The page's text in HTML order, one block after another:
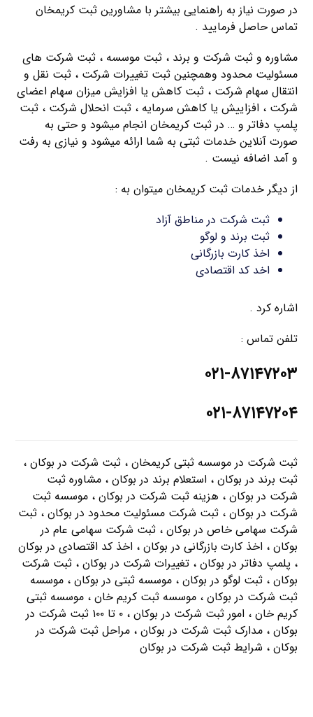
در صورت نیاز به راهنمایی بیشتر با مشاورین ثبت کریمخان
تماس حاصل فرمایید .
مشاوره و ثبت شرکت و برند ، ثبت موسسه ، ثبت شرکت های
مسئولیت محدود وهمچنین ثبت تغییرات شرکت ، ثبت نقل و
انتقال سهام شرکت ، ثبت کاهش یا افزایش میزان سهام اعضای
شرکت ، افزاییش یا کاهش سرمایه ، ثبت انحلال شرکت ، ثبت
پلمپ دفاتر و … در ثبت کریمخان انجام میشود و حتی به
صورت آنلاین خدمات ثبتی به شما ارائه میشود و نیازی به رفت
و آمد اضافه نیست .
از دیگر خدمات ثبت کریمخان میتوان به :
ثبت شرکت در مناطق آزاد
ثبت برند و لوگو
اخذ کارت بازرگانی
اخد کد اقتصادی
اشاره کرد .
تلفن تماس :
۰۲۱-۸۷۱۴۷۲۰۳
۰۲۱-۸۷۱۴۷۲۰۴
ثبت شرکت در موسسه ثبتی کریمخان ، ثبت شرکت در بوكان ،
ثبت برند در بوكان ، استعلام برند در بوكان ، مشاوره ثبت
شرکت در بوكان ، هزینه ثبت شرکت در بوكان ، موسسه ثبت
شرکت در بوكان ، ثبت شرکت مسئولیت محدود در بوكان ، ثبت
شرکت سهامی خاص در بوكان ، ثبت شرکت سهامی عام در
بوكان ، اخذ کارت بازرگانی در بوكان ، اخذ کد اقتصادی در بوكان
، پلمپ دفاتر در بوكان ، تغییرات شرکت در بوكان ، ثبت شرکت
بوكان ، ثبت لوگو در بوكان ، موسسه ثبتی در بوكان ، موسسه
ثبت شرکت در بوكان ، موسسه ثبت کریم خان ، موسسه ثبتی
کریم خان ، امور ثبت شرکت در بوكان ، ۰ تا ۱۰۰ ثبت شرکت در
بوكان ، مدارک ثبت شرکت در بوكان ، مراحل ثبت شرکت در
بوكان ، شرایط ثبت شرکت در بوكان